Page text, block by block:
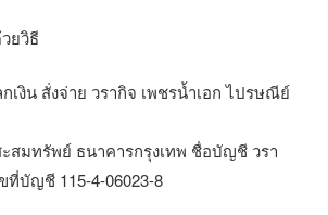
ยวิธี
เงิน สั่งจ่าย วรากิจ เพชรน้ำเอก ไปรษณีย์
สมทรัพย์ ธนาคารกรุงเทพ ชื่อบัญชี วรา
ที่บัญชี 115-4-06023-8